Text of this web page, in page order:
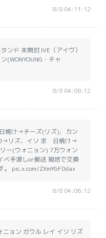
8/8 04:11:12
ンド 未開封 IVE（アイヴ）
(WONYOUNG・チャ
8/8 04:08:12
焼け→チーズ(リズ)、カン
→リズ、イソ 求 日焼け→
ー(ウォニョン) 7万ウォン
手渡しor郵送 現地で交換
pic.x.com/ZXmYGF0dax
8/8 04:06:12
ョン ガウル レイ イソ リズ